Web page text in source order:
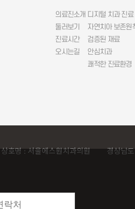
의료진소개
둘러보기
진료시간
오시는길
디지털 치과 진료
자연치아 보존원
검증된 재료
안심치과
쾌적한 진료환경
상호명 : 서울에스원치과의원 경상남